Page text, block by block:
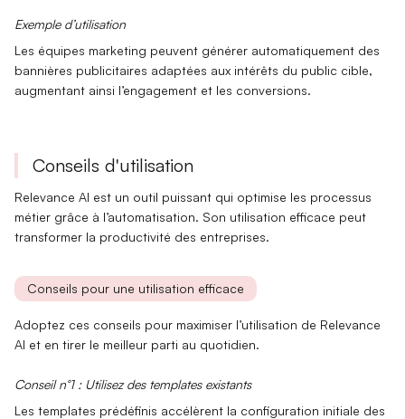
Exemple d’utilisation
Les équipes marketing peuvent générer automatiquement des
bannières publicitaires adaptées aux intérêts du public cible,
augmentant ainsi l’engagement et les conversions.
Conseils d'utilisation
Relevance AI est un outil puissant qui optimise les processus
métier grâce à l’automatisation. Son utilisation efficace peut
transformer la productivité des entreprises.
Conseils pour une utilisation efficace
Adoptez ces conseils pour maximiser l’utilisation de Relevance
AI et en tirer le meilleur parti au quotidien.
Conseil n°1 : Utilisez des templates existants
Les templates prédéfinis accélèrent la configuration initiale des